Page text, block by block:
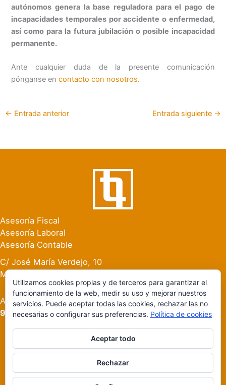
autónomos genera la base reguladora para el pago de
incapacidades temporales por accidente o enfermedad,
así como para la futura jubilación o posible incapacidad
permanente.
Ante cualquier duda de la presente comunicación
pónganse encontacto con nosotros.
← Entrada anterior Entrada siguiente →
Asesoría Fiscal
Asesoría Laboral
Asesoría Contable
C/ José María Verdejo, 10
Manises (Valencia)
Atención al Cliente:
96 154 59 56
2026 © Asesoría Botet Manises · Diseño Gobar Estudio
Política de privacidad
Utilizamos cookies propias y de terceros para garantizar el
funcionamiento de la web, medir su uso y mejorar nuestros
servicios. Puede aceptar todas las cookies, rechazar las no
necesarias o configurar sus preferencias. Política de cookies
Aceptar todo
Rechazar